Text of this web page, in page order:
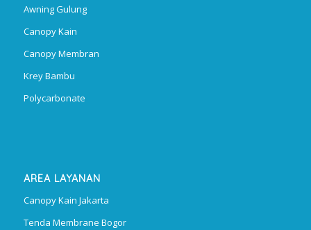
Awning Gulung
Canopy Kain
Canopy Membran
Krey Bambu
Polycarbonate
AREA LAYANAN
Canopy Kain Jakarta
Tenda Membrane Bogor